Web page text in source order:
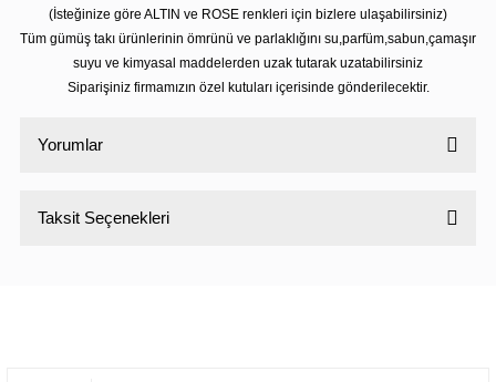
(İsteğinize göre ALTIN ve ROSE renkleri için bizlere ulaşabilirsiniz)
Tüm gümüş takı ürünlerinin ömrünü ve parlaklığını su,parfüm,sabun,çamaşır
suyu ve kimyasal maddelerden uzak tutarak uzatabilirsiniz
Siparişiniz firmamızın özel kutuları içerisinde gönderilecektir.
Yorumlar
Taksit Seçenekleri